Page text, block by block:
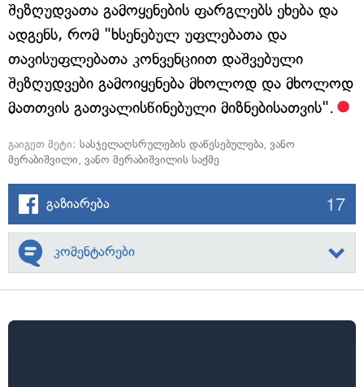
შეზღუდვათა გამოყენების ფარგლებს ეხება და
ადგენს, რომ "ხსენებულ უფლებათა და
თავისუფლებათა კონვენციით დაშვებული
შეზღუდვები გამოიყენება მხოლოდ და მხოლოდ
მათთვის გათვალისწინებული მიზნებისათვის".
გაიგეთ მეტი: სასჯელაღსრულების დაწესებულება, ვანო
მერაბიშვილი, ვანო მერაბიშვილის საქმე
გაზიარება 17
კომენტარები